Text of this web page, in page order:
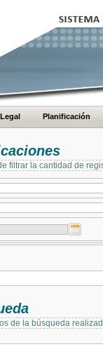
Planificación
filtrar la cantidad de
de la búsqueda